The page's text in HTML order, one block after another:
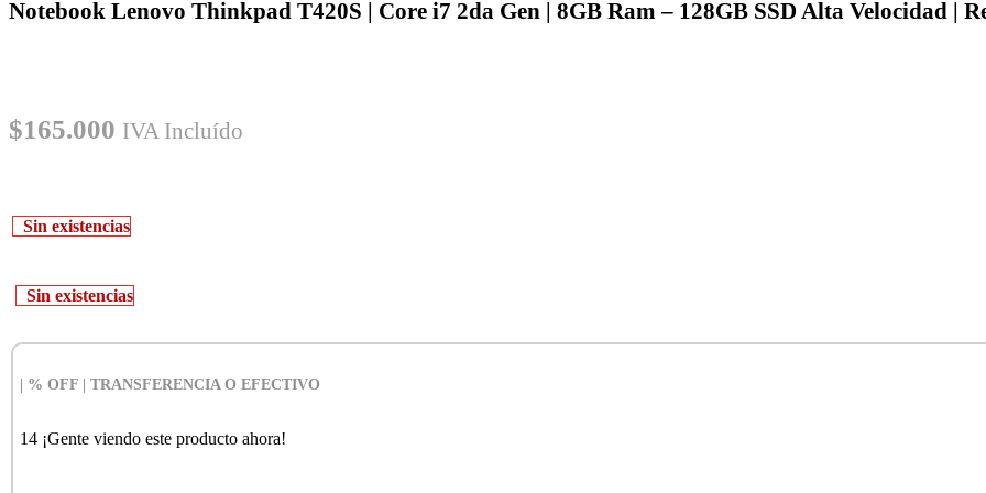
Notebook Lenovo Thinkpad T420S | Core i7 2da Gen | 8GB Ram – 128GB SSD Alta Velocidad |
$165.000 IVA Incluído
Sin existencias
Sin existencias
| % OFF | TRANSFERENCIA O EFECTIVO
14 ¡Gente viendo este producto ahora!